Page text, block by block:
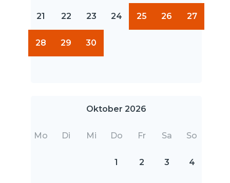
21 22 23 24 25 26 27
28 29 30
Oktober 2026
Mo Di Mi Do Fr Sa So
1 2 3 4